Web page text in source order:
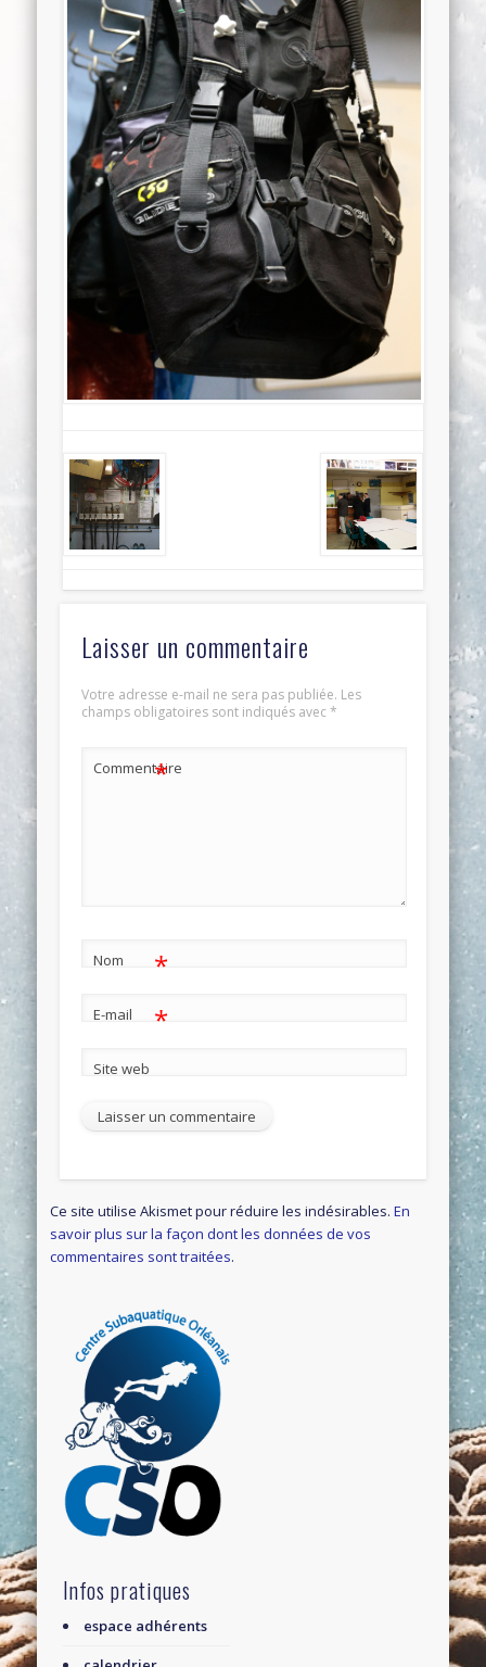
Laisser un commentaire
Votre adresse e-mail ne sera pas publiée. Les
champs obligatoires sont indiqués avec*
Commentaire
*
Nom *
E-mail *
Site web
Ce site utilise Akismet pour réduire les indésirables.En
savoir plus sur la façon dont les données de vos
commentaires sont traitées.
Infos pratiques
espace adhérents